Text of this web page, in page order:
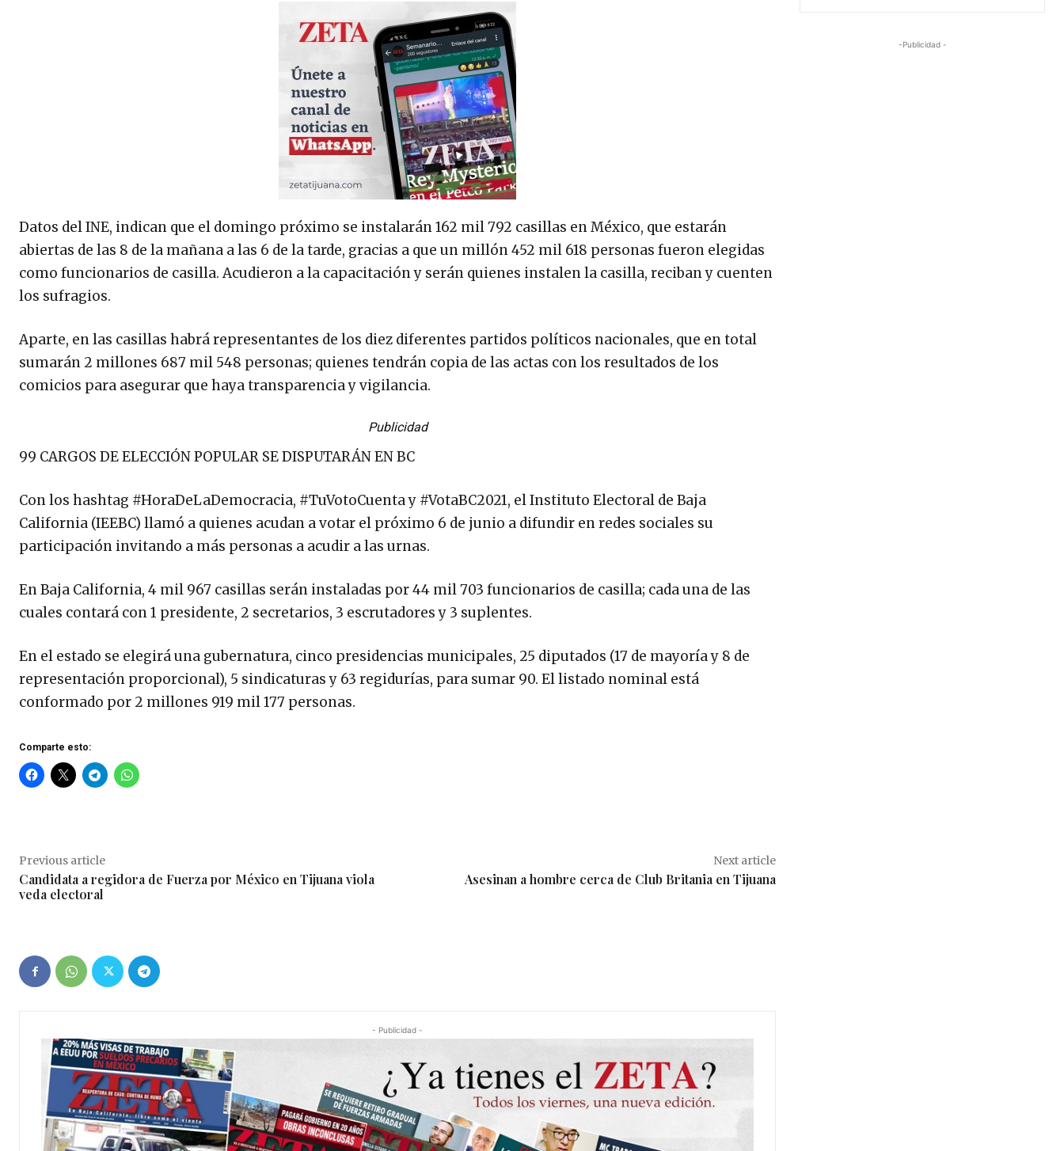
Datos del INE, indican que el domingo próximo se instalarán 162 mil 792 casillas en México, que estarán
abiertas de las 8 de la mañana a las 6 de la tarde, gracias a que un millón 452 mil 618 personas fueron elegidas
como funcionarios de casilla. Acudieron a la capacitación y serán quienes instalen la casilla, reciban y cuenten
los sufragios.
Aparte, en las casillas habrá representantes de los diez diferentes partidos políticos nacionales, que en total
sumarán 2 millones 687 mil 548 personas; quienes tendrán copia de las actas con los resultados de los
comicios para asegurar que haya transparencia y vigilancia.
Publicidad
99 CARGOS DE ELECCIÓN POPULAR SE DISPUTARÁN EN BC
Con los hashtag #HoraDeLaDemocracia, #TuVotoCuenta y #VotaBC2021, el Instituto Electoral de Baja
California (IEEBC) llamó a quienes acudan a votar el próximo 6 de junio a difundir en redes sociales su
participación invitando a más personas a acudir a las urnas.
En Baja California, 4 mil 967 casillas serán instaladas por 44 mil 703 funcionarios de casilla; cada una de las
cuales contará con 1 presidente, 2 secretarios, 3 escrutadores y 3 suplentes.
En el estado se elegirá una gubernatura, cinco presidencias municipales, 25 diputados (17 de mayoría y 8 de
representación proporcional), 5 sindicaturas y 63 regidurías, para sumar 90. El listado nominal está
conformado por 2 millones 919 mil 177 personas.
Comparte esto:
Previous article
Candidata a regidora de Fuerza por México en Tijuana viola
veda electoral
Next article
Asesinan a hombre cerca de Club Britania en Tijuana
- Publicidad -
-Publicidad -